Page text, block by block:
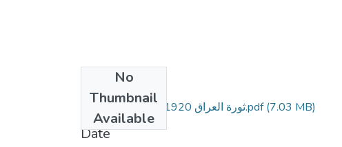
No
Thumbnail
Available
ثورة العراق 1920م الخلفيات والنتائج.pdf(7.03 MB)
Date